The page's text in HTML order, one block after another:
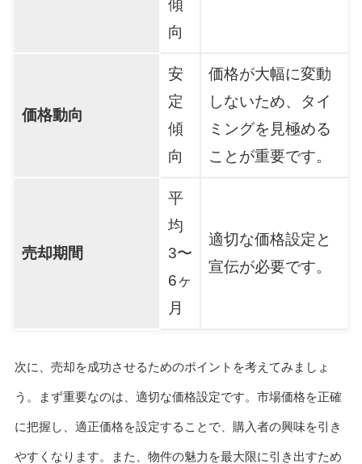
傾
向
価格動向
安
定
傾
向
価格が大幅に変動
しないため、タイ
ミングを見極める
ことが重要です。
売却期間
平
均
3〜
6ヶ
月
適切な価格設定と
宣伝が必要です。
次に、売却を成功させるためのポイントを考えてみましょ
う。まず重要なのは、適切な価格設定です。市場価格を正確
に把握し、適正価格を設定することで、購入者の興味を引き
やすくなります。また、物件の魅力を最大限に引き出すため